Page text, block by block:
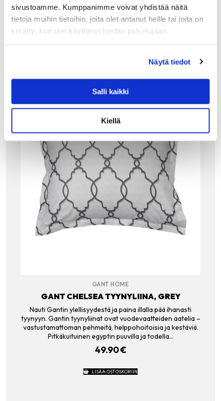
sivustoamme. Kumppanimme voivat yhdistää näitä
tietoja muihin tietoihin, joita olet antanut heille tai joita on
kerätty, kun olet käyttänyt heidän palvelujaan.
Näytä tiedot
Salli kaikki
Kiellä
GANT HOME
GANT CHELSEA TYYNYLIINA, GREY
Nauti Gantin ylellisyydestä ja paina illalla pää ihanasti
tyynyyn. Gantin tyynyliinat ovat vuodevaatteiden aatelia –
vastustamattoman pehmeitä, helppohoitoisia ja kestäviä.
Pitkäkuituinen egyptin puuvilla ja todella…
49.90€
LISÄÄ OSTOSKORIIN